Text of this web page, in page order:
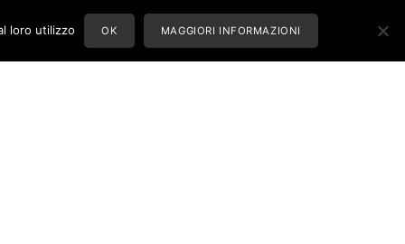
loro utilizzo OK MAGGIORI INFORMAZIONI